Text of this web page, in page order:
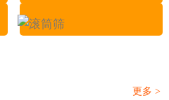
更多 >